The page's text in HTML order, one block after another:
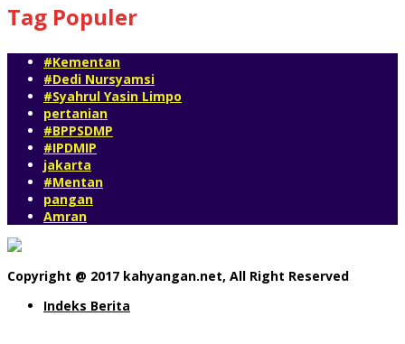
Tag Populer
#Kementan
#Dedi Nursyamsi
#Syahrul Yasin Limpo
pertanian
#BPPSDMP
#IPDMIP
jakarta
#Mentan
pangan
Amran
Copyright @ 2017 kahyangan.net, All Right Reserved
Indeks Berita